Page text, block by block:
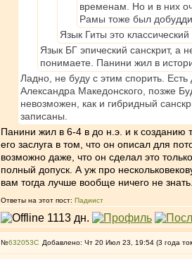
временам. Но и в них
Рамы тоже был
Язык Гиты это
Язык БГ эпический санскрит, а
понимаете. Панини жил в
Ладно, не буду с этим спорить.
Александра Македонского, позже
невозможен, как и гибридный
записаны.
Панини жил в 6-4 в до н.э. и к созданию
его заслуга в том, что он описал для
возможно даже, что он сделал это
полный допуск. А уж про
вам тогда лучше вообще ничего не
Ответы на этот пост: Падиист
№632053 Добавлено: Чт 20 Июл 23, 19:54 (3 года